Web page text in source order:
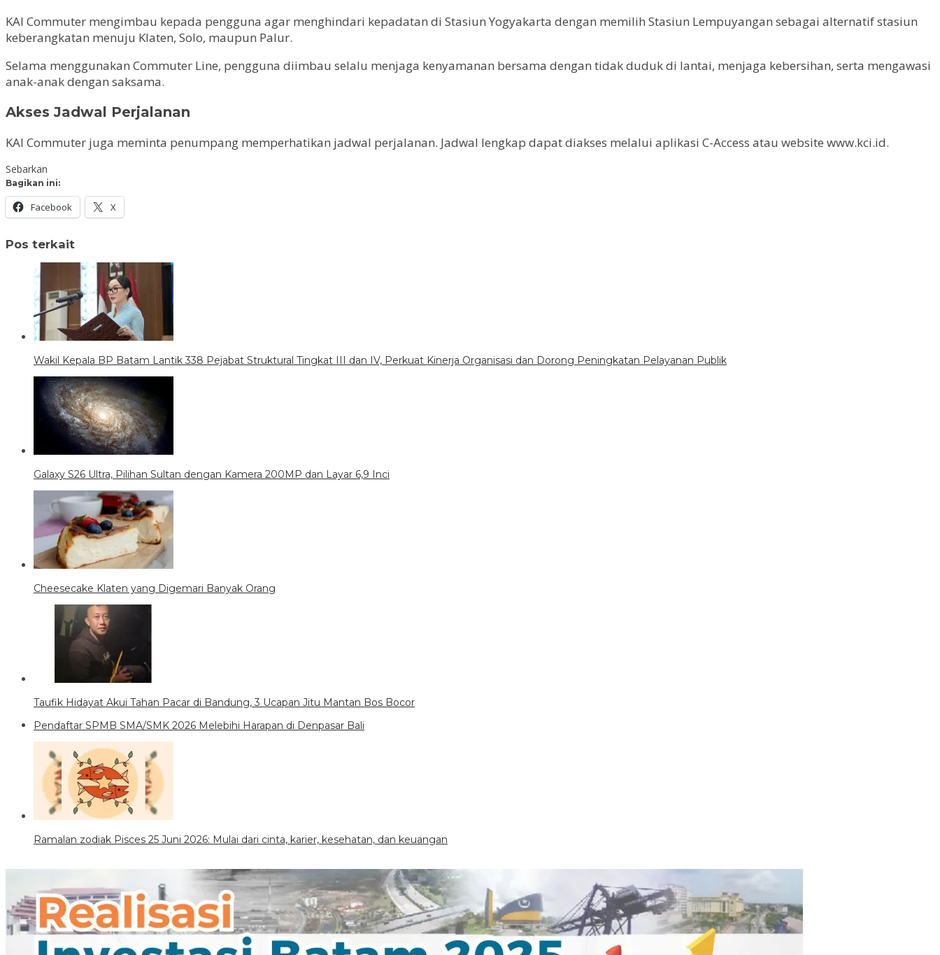
KAI Commuter mengimbau kepada pengguna agar menghindari kepadatan di Stasiun Yogyakarta dengan memilih Stasiun Lempuyangan sebagai alternatif stasiun
keberangkatan menuju Klaten, Solo, maupun Palur.
Selama menggunakan Commuter Line, pengguna diimbau selalu menjaga kenyamanan bersama dengan tidak duduk di lantai, menjaga kebersihan, serta mengawasi
anak-anak dengan saksama.
Akses Jadwal Perjalanan
KAI Commuter juga meminta penumpang memperhatikan jadwal perjalanan. Jadwal lengkap dapat diakses melalui aplikasi C-Access atau website www.kci.id.
Sebarkan
Bagikan ini:
Facebook X
Pos terkait
Wakil Kepala BP Batam Lantik 338 Pejabat Struktural Tingkat III dan IV, Perkuat Kinerja Organisasi dan Dorong Peningkatan Pelayanan Publik
Galaxy S26 Ultra, Pilihan Sultan dengan Kamera 200MP dan Layar 6,9 Inci
Cheesecake Klaten yang Digemari Banyak Orang
Taufik Hidayat Akui Tahan Pacar di Bandung, 3 Ucapan Jitu Mantan Bos Bocor
Pendaftar SPMB SMA/SMK 2026 Melebihi Harapan di Denpasar Bali
Ramalan zodiak Pisces 25 Juni 2026: Mulai dari cinta, karier, kesehatan, dan keuangan